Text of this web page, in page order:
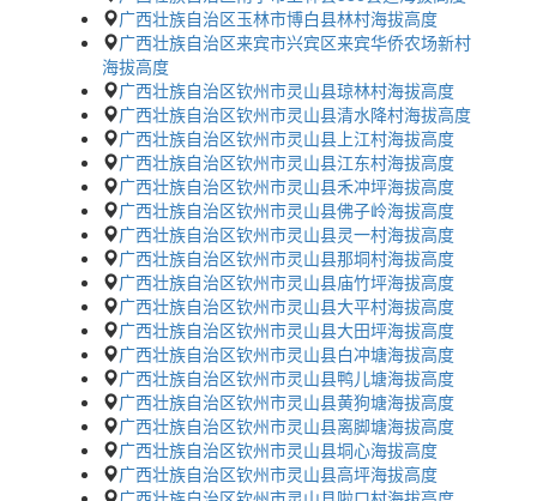
广西壮族自治区玉林市博白县林村海拔高度
广西壮族自治区来宾市兴宾区来宾华侨农场新村
海拔高度
广西壮族自治区钦州市灵山县琼林村海拔高度
广西壮族自治区钦州市灵山县清水降村海拔高度
广西壮族自治区钦州市灵山县上江村海拔高度
广西壮族自治区钦州市灵山县江东村海拔高度
广西壮族自治区钦州市灵山县禾冲坪海拔高度
广西壮族自治区钦州市灵山县佛子岭海拔高度
广西壮族自治区钦州市灵山县灵一村海拔高度
广西壮族自治区钦州市灵山县那垌村海拔高度
广西壮族自治区钦州市灵山县庙竹坪海拔高度
广西壮族自治区钦州市灵山县大平村海拔高度
广西壮族自治区钦州市灵山县大田坪海拔高度
广西壮族自治区钦州市灵山县白冲塘海拔高度
广西壮族自治区钦州市灵山县鸭儿塘海拔高度
广西壮族自治区钦州市灵山县黄狗塘海拔高度
广西壮族自治区钦州市灵山县离脚塘海拔高度
广西壮族自治区钦州市灵山县垌心海拔高度
广西壮族自治区钦州市灵山县高坪海拔高度